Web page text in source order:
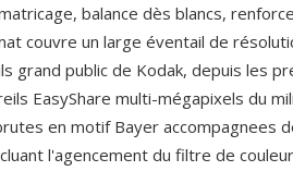
balance dès blancs,
couvre un large éventail de
grand public de Kodak, depuis les
EasyShare multi-mégapixels du
en motif Bayer accompagnees
l'agencement du filtre de